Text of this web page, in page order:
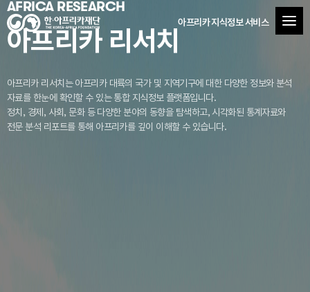
아프리카 지식정보 서비스
AFRICA RESEARCH
아프리카 리서치
아프리카 리서치는 아프리카 대륙의 국가 및 지역기구에 대한 다양한 정보와 분석
자료를 한눈에 확인할 수 있는 통합 지식정보 플랫폼입니다.
정치, 경제, 사회, 문화 등 다양한 분야의 동향을 탐색하고, 시각화된 통계자료와
전문 분석 리포트를 통해 아프리카를 깊이 이해할 수 있습니다.